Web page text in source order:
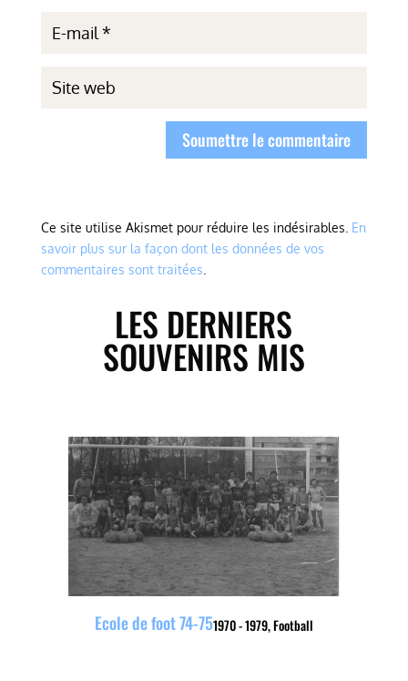
Soumettre le commentaire
Ce site utilise Akismet pour réduire les indésirables. En
savoir plus sur la façon dont les données de vos
commentaires sont traitées
LES DERNIERS
SOUVENIRS MIS
1970 - 1979,Football
Ecole de foot 74-75